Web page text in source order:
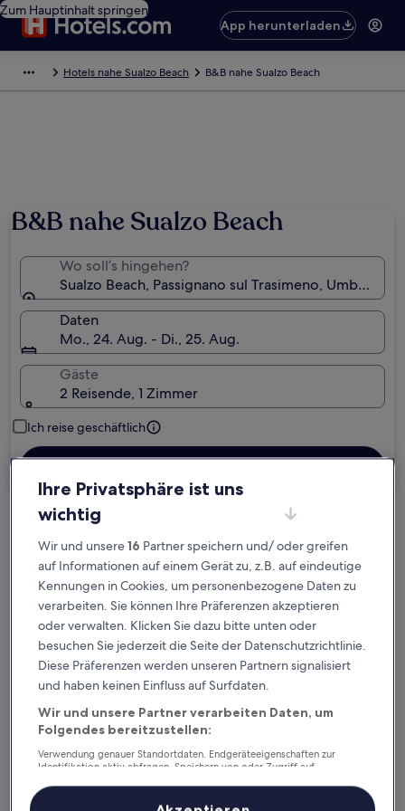
Zum Hauptinhalt springen
App herunterladen
Hotels nahe Sualzo Beach B&B nahe Sualzo Beach
B&B nahe Sualzo Beach
Wo soll’s hingehen?
Sualzo Beach, Passignano sul Trasimeno, Umbrien,
Daten
Mo., 24. Aug. - Di., 25. Aug.
Gäste
2 Reisende, 1 Zimmer
Ich reise geschäftlich
Kostenlose Stornierung bei
Planänderungen
Verdiene Prämien für jede
wahrgenommene Übernachtung
Mehr sparen mit Preisen für Mitglieder
Überprüfe die Preise für diese Daten
Nächstes Wochenende
In zwei Wochen
28. Aug. - 30. Aug.
Ihre Privatsphäre ist uns
wichtig
Wir und unsere16 Partner speichern und/ oder greifen
auf Informationen auf einem Gerät zu, z.B. auf eindeutige
Kennungen in Cookies, um personenbezogene Daten zu
verarbeiten. Sie können Ihre Präferenzen akzeptieren
oder verwalten. Klicken Sie dazu bitte unten oder
besuchen Sie jederzeit die Seite der Datenschutzrichtlinie.
Diese Präferenzen werden unseren Partnern signalisiert
und haben keinen Einfluss auf Surfdaten.
Wir und unsere Partner verarbeiten Daten, um
Folgendes bereitzustellen:
Verwendung genauer Standortdaten. Endgeräteeigenschaften zur
Identifikation aktiv abfragen. Speichern von oder Zugriff auf
Inhalte, Messung von Werbeleistung und der Performance von Inhalten,
Zielgruppenforschung sowie Entwicklung und Verbesserung von